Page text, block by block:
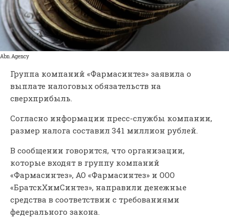
Abn.Agency
Группа компаний «Фармасинтез» заявила о
выплате налоговых обязательств на
сверхприбыль.
Согласно информации пресс-службы компании,
размер налога составил 341 миллион рублей.
В сообщении говорится, что организации,
которые входят в группу компаний
«Фармасинтез», АО «Фармасинтез» и ООО
«БратскХимСинтез», направили денежные
средства в соответствии с требованиями
федерального закона.